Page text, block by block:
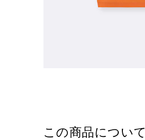
この商品について